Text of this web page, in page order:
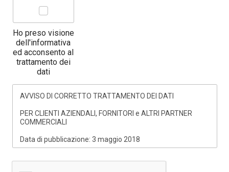
Ho preso visione
dell'informativa
ed acconsento al
trattamento dei
dati
AVVISO DI CORRETTO TRATTAMENTO DEI DATI
PER CLIENTI AZIENDALI, FORNITORI e ALTRI PARTNER
COMMERCIALI
Data di pubblicazione: 3 maggio 2018